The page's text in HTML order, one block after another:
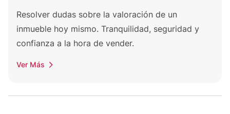
Resolver dudas sobre la valoración de un
inmueble hoy mismo. Tranquilidad, seguridad y
confianza a la hora de vender.
Ver Más